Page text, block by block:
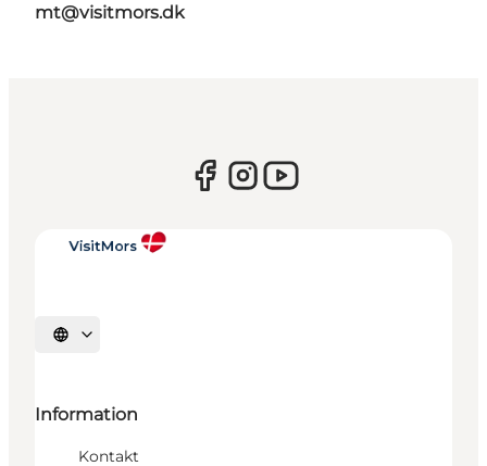
mt@visitmors.dk
Sprache auswählen
Information
Kontakt